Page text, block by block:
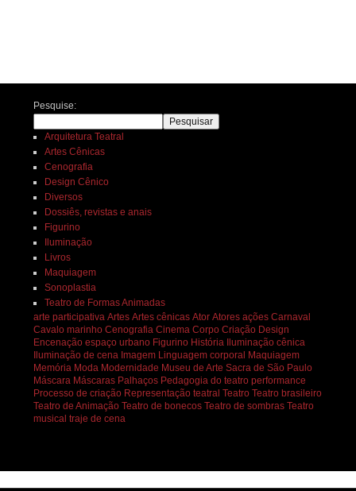
Pesquise:
Pesquisar
Arquitetura Teatral
Artes Cênicas
Cenografia
Design Cênico
Diversos
Dossiês, revistas e anais
Figurino
Iluminação
Livros
Maquiagem
Sonoplastia
Teatro de Formas Animadas
arte participativa Artes Artes cênicas Ator Atores ações Carnaval
Cavalo marinho Cenografia Cinema Corpo Criação Design
Encenação espaço urbano Figurino História
Iluminação cênica
Iluminação de cena Imagem Linguagem corporal Maquiagem
Memória Moda Modernidade Museu de Arte Sacra de São Paulo
Máscara Máscaras Palhaços Pedagogia do teatro performance
Processo de criação Representação teatral Teatro Teatro brasileiro
Teatro de Animação Teatro de bonecos Teatro de sombras Teatro
musical traje de cena